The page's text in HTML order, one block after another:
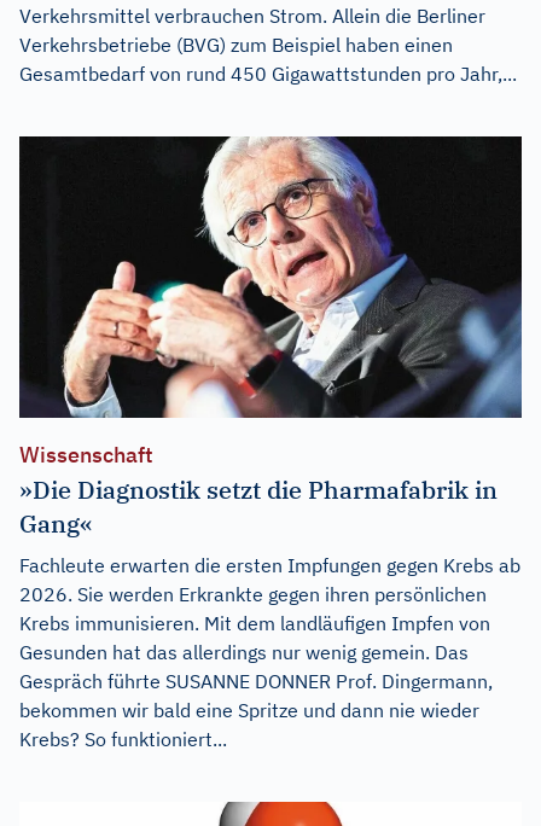
Verkehrsmittel verbrauchen Strom. Allein die Berliner
Verkehrsbetriebe (BVG) zum Beispiel haben einen
Gesamtbedarf von rund 450 Gigawattstunden pro Jahr,...
Wissenschaft
»Die Diagnostik setzt die Pharmafabrik in
Gang«
Fachleute erwarten die ersten Impfungen gegen Krebs ab
2026. Sie werden Erkrankte gegen ihren persönlichen
Krebs immunisieren. Mit dem landläufigen Impfen von
Gesunden hat das allerdings nur wenig gemein. Das
Gespräch führte SUSANNE DONNER Prof. Dingermann,
bekommen wir bald eine Spritze und dann nie wieder
Krebs? So funktioniert...